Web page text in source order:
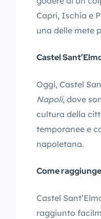
Capri, Ischia e
una delle mete
Castel
Oggi, Castel
Napoli, dove
cultura della
temporanee e
napoletana.
Come
Castel
raggiunto